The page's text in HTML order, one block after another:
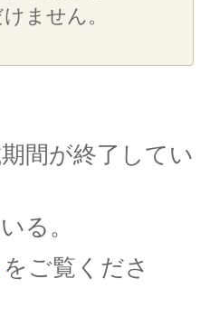
ません。
間が終了してい
る。
をご覧くださ